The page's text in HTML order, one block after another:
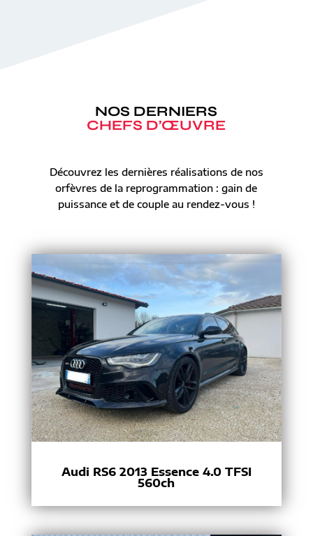
NOS DERNIERS
CHEFS D’ŒUVRE
Découvrez les dernières réalisations de nos
orfèvres de la reprogrammation : gain de
puissance et de couple au rendez-vous !
Audi RS6 2013 Essence 4.0 TFSI
560ch